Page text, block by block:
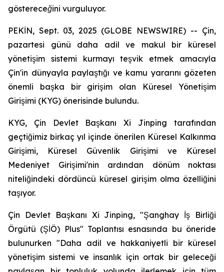
göstereceğini vurguluyor.
PEKİN, Sept. 03, 2025 (GLOBE NEWSWIRE) -- Çin,
pazartesi günü daha adil ve makul bir küresel
yönetişim sistemi kurmayı teşvik etmek amacıyla
Çin'in dünyayla paylaştığı ve kamu yararını gözeten
önemli başka bir girişim olan Küresel Yönetişim
Girişimi (KYG) önerisinde bulundu.
KYG, Çin Devlet Başkanı Xi Jinping tarafından
geçtiğimiz birkaç yıl içinde önerilen Küresel Kalkınma
Girişimi, Küresel Güvenlik Girişimi ve Küresel
Medeniyet Girişimi'nin ardından dönüm noktası
niteliğindeki dördüncü küresel girişim olma özelliğini
taşıyor.
Çin Devlet Başkanı Xi Jinping, "Şanghay İş Birliği
Örgütü (ŞİÖ) Plus" Toplantısı esnasında bu öneride
bulunurken "Daha adil ve hakkaniyetli bir küresel
yönetişim sistemi ve insanlık için ortak bir geleceği